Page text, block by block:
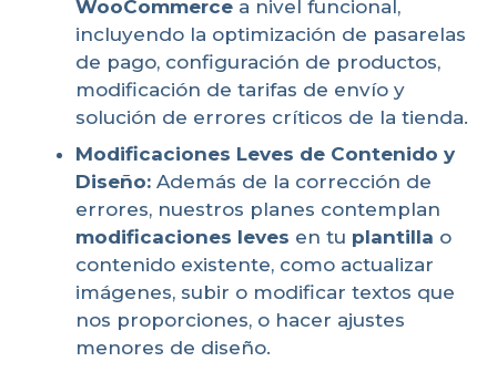
WooCommerce a nivel funcional,
incluyendo la optimización de pasarelas
de pago, configuración de productos,
modificación de tarifas de envío y
solución de errores críticos de la tienda.
Modificaciones Leves de Contenido y
Diseño: Además de la corrección de
errores, nuestros planes contemplan
modificaciones leves en tu plantilla o
contenido existente, como actualizar
imágenes, subir o modificar textos que
nos proporciones, o hacer ajustes
menores de diseño.